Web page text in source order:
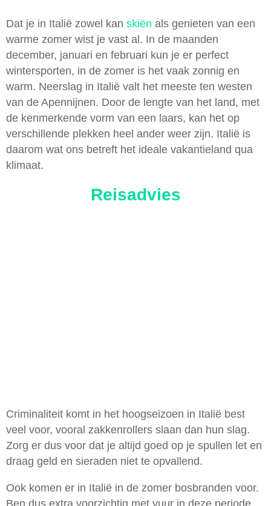
Dat je in Italië zowel kan skiën als genieten van een
warme zomer wist je vast al. In de maanden
december, januari en februari kun je er perfect
wintersporten, in de zomer is het vaak zonnig en
warm. Neerslag in Italië valt het meeste ten westen
van de Apennijnen. Door de lengte van het land, met
de kenmerkende vorm van een laars, kan het op
verschillende plekken heel ander weer zijn. Italië is
daarom wat ons betreft het ideale vakantieland qua
klimaat.
Reisadvies
Criminaliteit komt in het hoogseizoen in Italië best
veel voor, vooral zakkenrollers slaan dan hun slag.
Zorg er dus voor dat je altijd goed op je spullen let en
draag geld en sieraden niet te opvallend.
Ook komen er in Italië in de zomer bosbranden voor.
Ben dus extra voorzichtig met vuur in deze periode.